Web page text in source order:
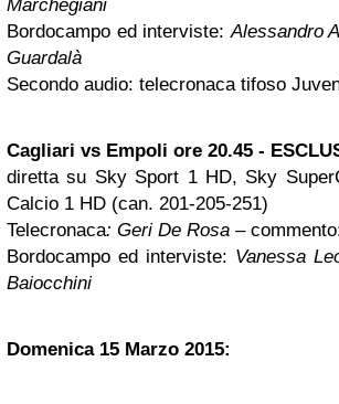
Marchegiani
Bordocampo ed interviste:Alessandro
Guardalà
Secondo audio: telecronaca tifoso
Cagliari vs Empoli ore 20.45 -
diretta su Sky Sport 1 HD, Sky
Calcio 1 HD (can. 201-205-251)
Telecronaca: Geri De Rosa –
Bordocampo ed interviste: Vanessa
Baiocchini
Domenica 15 Marzo 2015: